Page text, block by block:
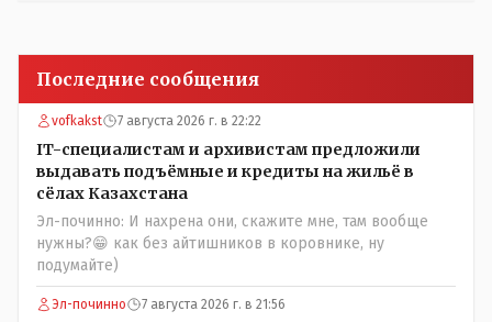
Последние сообщения
vofkakst 7 августа 2026 г. в 22:22
IT-специалистам и архивистам предложили
выдавать подъёмные и кредиты на жильё в
сёлах Казахстана
Эл-починно: И нахрена они, скажите мне, там вообще
нужны?😁 как без айтишников в коровнике, ну
подумайте)
Эл-починно 7 августа 2026 г. в 21:56